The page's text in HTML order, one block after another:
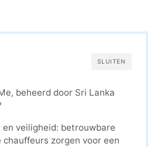
SLUITEN
beheerd door Sri Lanka
en veiligheid: betrouwbare
chauffeurs zorgen voor een